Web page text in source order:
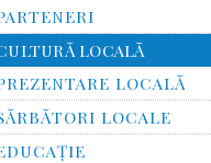
LOCALĂ
LOCALĂ
LOCALE